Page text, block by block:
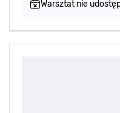
Warsztat nie